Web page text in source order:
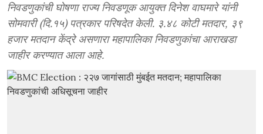
निवडणुकांची घोषणा राज्य निवडणूक आयुक्त दिनेश वाघमारे यांनी
सोमवारी (दि.१५) पत्रकार परिषदेत केली. ३.४८ कोटी मतदार, ३९
हजार मतदान केंद्रे असणारा महापालिका निवडणुकांचा आराखडा
जाहीर करण्यात आला आहे.